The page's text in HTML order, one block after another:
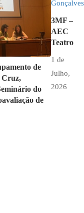
de
Cruz,
do
de
3MF –
AEC
Teatro
1 de
Julho,
2026